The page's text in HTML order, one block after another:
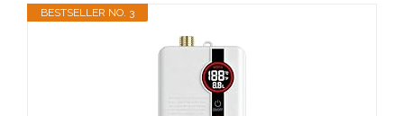
BESTSELLER NO. 3